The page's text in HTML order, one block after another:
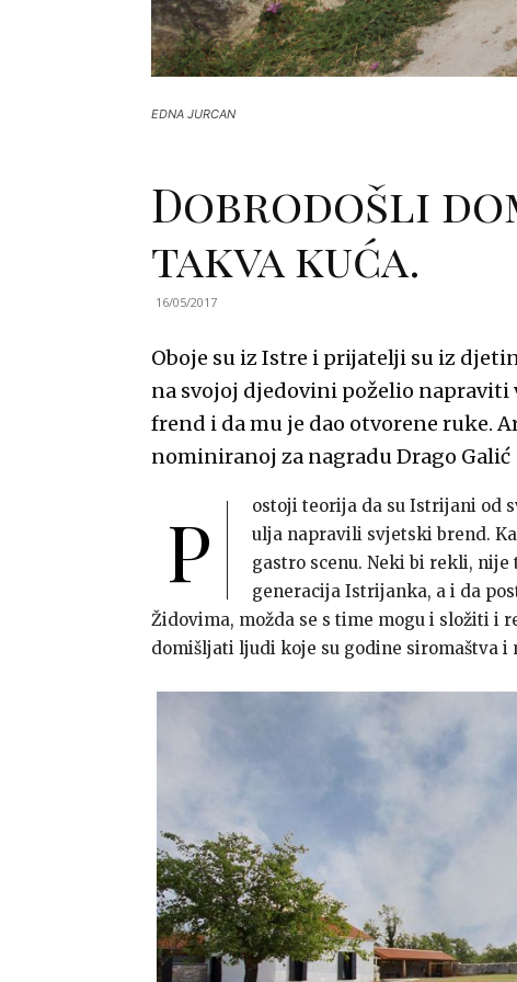
EDNA JURCAN
Dobrodošli
takva kuća.
16/05/2017
Oboje su iz Istre i prijatelji su iz
na svojoj djedovini poželio napraviti
frend i da mu je dao otvorene ruke.
nominiranoj za nagradu Drago Galić
P
ostoji teorija da su Istrijani od
ulja napravili svjetski brend.
gastro scenu. Neki bi rekli, nije
generacija Istrijanka, a i da
Židovima, možda se s time mogu i složiti i
domišljati ljudi koje su godine siromaštva